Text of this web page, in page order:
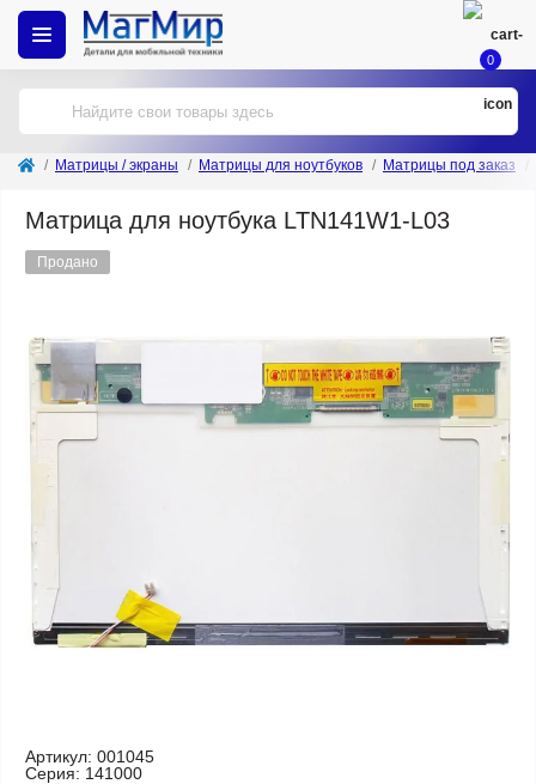
0
Матрицы / экраны Матрицы для ноутбуков Матрицы под заказ
Матрица для ноутбука LTN141W1-L03
Продано
Артикул: 001045
Серия: 141000